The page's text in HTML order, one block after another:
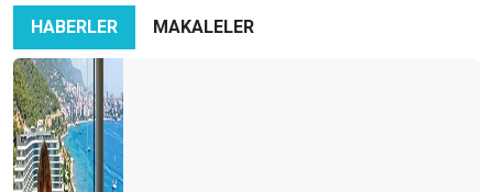
Savaş Dünya Turizmini Vurdu
2026 için temkinli olmalı ve sağlıklı hedefler koymalıyız
HANGİ LİSTE DAHA ÖNEMLİ ?
TURİZMDE HAYALLER PARİS
TURİZMCİ TEDİRGİN
HABERLER
MAKALELER